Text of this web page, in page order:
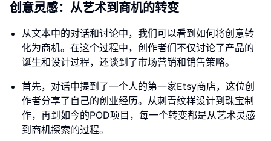
创意灵感：从艺术到商机的转变
从文本中的对话和讨论中，我们可以看到如何将创意转
化为商机。在这个过程中，创作者们不仅讨论了产品的
诞生和设计过程，还谈到了市场营销和销售策略。
首先，对话中提到了一个人的第一家Etsy商店，这位创
作者分享了自己的创业经历。从刺青纹样设计到珠宝制
作，再到如今的POD项目，每一个转变都是从艺术灵感
到商机探索的过程。